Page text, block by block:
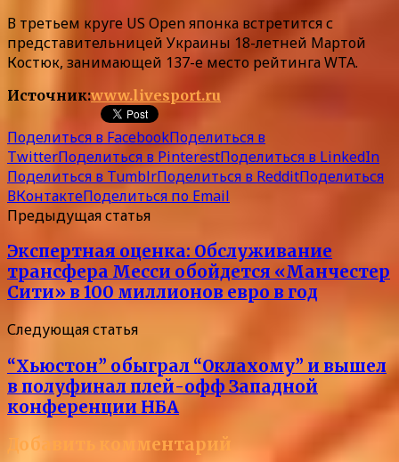
В третьем круге US Open японка встретится с
представительницей Украины 18-летней Мартой
Костюк, занимающей 137-е место рейтинга WTA.
Источник:www.livesport.ru
Поделиться в FacebookПоделиться в
TwitterПоделиться в PinterestПоделиться в LinkedIn
Поделиться в TumblrПоделиться в RedditПоделиться
ВКонтактеПоделиться по Email
Предыдущая статья
Экспертная оценка: Обслуживание
трансфера Месси обойдется «Манчестер
Сити» в 100 миллионов евро в год
Следующая статья
“Хьюстон” обыграл “Оклахому” и вышел
в полуфинал плей-офф Западной
конференции НБА
Добавить комментарий